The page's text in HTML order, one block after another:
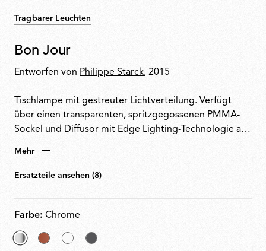
Tragbarer Leuchten
Bon Jour
Entworfen von Philippe Starck, 2015
Tischlampe mit gestreuter Lichtverteilung. Verfügt
über einen transparenten, spritzgegossenen PMMA-
Sockel und Diffusor mit Edge Lighting-Technologie als
Ein-/Ausschaltung und zur Regulierung der
Lichtintensität von 10 bis 100 %. Steckernetzteil mit
Mehr
Ersatzteile ansehen (8)
Farbe: Chrome